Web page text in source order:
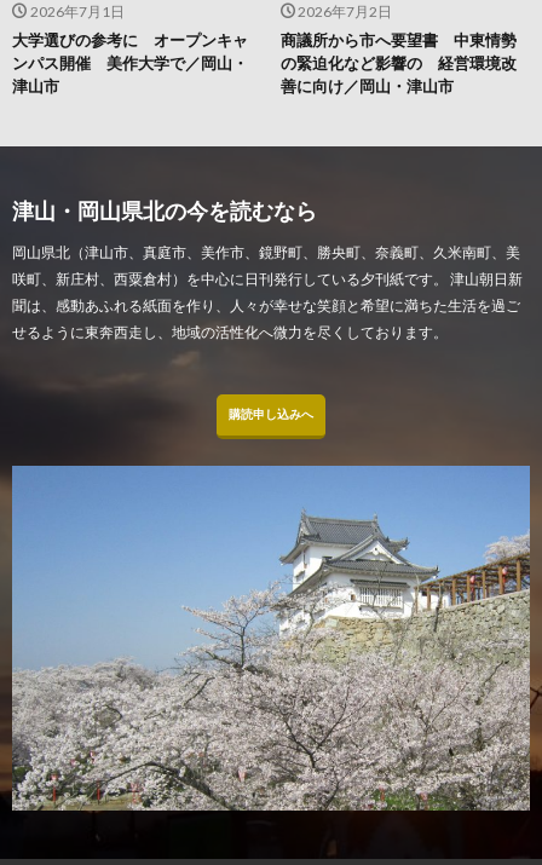
2026年7月2日
商議所から市へ要望書 中東情勢
の緊迫化など影響の 経営環境改
善に向け／岡山・津山市
2026年7月1日
大学選びの参考に オープンキャ
ンパス開催 美作大学で／岡山・
津山市
津山・岡山県北の今を読むなら
岡山県北（津山市、真庭市、美作市、鏡野町、勝央町、奈義町、久米南町、美
咲町、新庄村、西粟倉村）を中心に日刊発行している夕刊紙です。 津山朝日新
聞は、感動あふれる紙面を作り、人々が幸せな笑顔と希望に満ちた生活を過ご
せるように東奔西走し、地域の活性化へ微力を尽くしております。
購読申し込みへ